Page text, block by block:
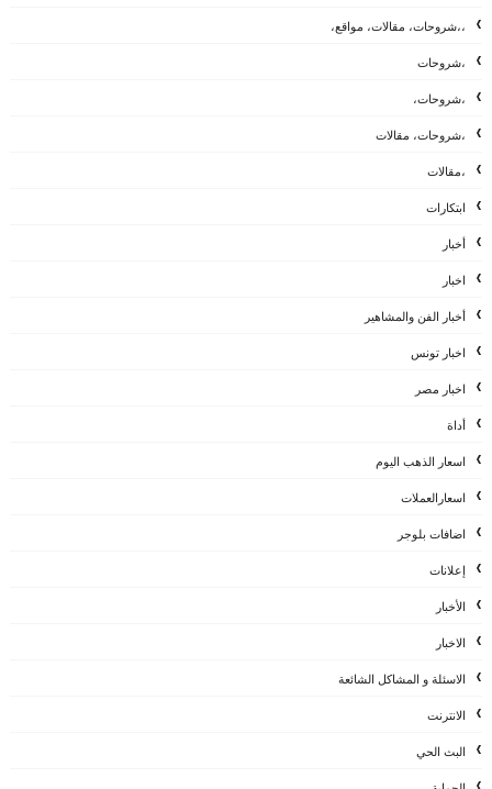
،،شروحات، مقالات، مواقع،
،شروحات
،شروحات،
،شروحات، مقالات
،مقالات
ابتكارات
أخبار
اخبار
أخبار الفن والمشاهير
اخبار تونس
اخبار مصر
أداة
اسعار الذهب اليوم
اسعارالعملات
اضافات بلوجر
إعلانات
الأخبار
الاخبار
الاسئلة و المشاكل الشائعة
الانترنت
البث الحي